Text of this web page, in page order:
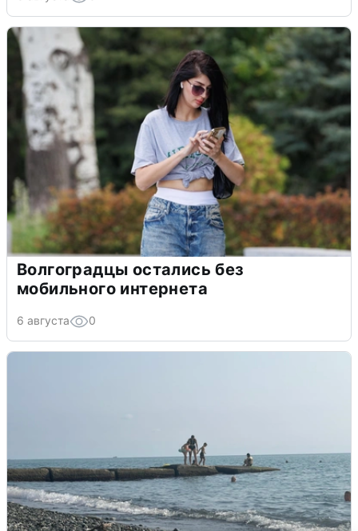
Волгоградцы остались без
мобильного интернета
6 августа 0